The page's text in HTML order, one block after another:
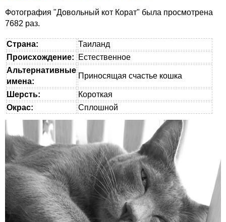
Фотография "Довольный кот Корат" была просмотрена
7682 раз.
Страна:
Таиланд
Происхождение:
Естественное
Альтернативные
имена:
Приносящая счастье кошка
Шерсть:
Короткая
Окрас:
Сплошной